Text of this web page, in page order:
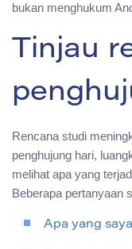
bukan menghukum
Tinjau
Rencana studi
penghujung hari,
melihat apa yang
Beberapa pertanyaan
Apa yang